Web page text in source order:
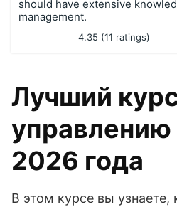
should have extensive
management.
4.35 (11 ratings)
Лучший
2026 года
В этом курсе вы узнаете,